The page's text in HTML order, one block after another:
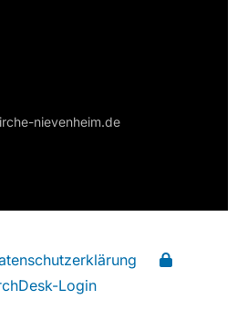
nievenheim.de
Login